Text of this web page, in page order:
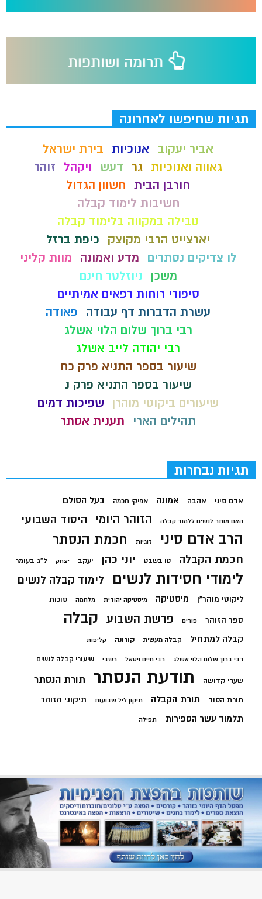
תגיות שחיפשו לאחרונה
אביר יעקוב אנוכיות בירת ישראל
גאווה ואנוכיות גר דעש ויקהל
זוהר
חורבן הבית חשוון הגדול
חשיבות לימוד קבלה
טבילה במקווה בלימוד קבלה
יארצייט הרבי מקוצק
כיפת ברזל
לו צדיקים נסתרים
מדע ואמונה
מוות קליני
משכן
ניוזלטר חינם
סיפורי רוחות רפאים אמיתיים
עשרת הדברות דף עבודה
פאודה
רבי ברוך שלום הלוי אשלג
רבי יהודה לייב אשלג
שיעור בספר התניא פרק כח
שיעור בספר התניא פרק נ
שיעורים ביקוטי מוהרן
שפיכות דמים
תהילים הארי
תענית אסתר
תגיות נבחרות
אדם סיני אהבה אמונה אפיקי חכמה בעל הסולם
האם מותר לנשים ללמוד קבלה הזוהר היומי היסוד השבועי
הרב אדם סיני זוגיות חכמת הנסתר
חכמת הקבלה טו בשבט יוני כהן יעקב יצחק ל"ג בעומר
לימודי חסידות לנשים לימוד קבלה לנשים
ליקוטי מוהר"ן מיסטיקה מיסטיקה יהודית מלחמה סוכות
ספר הזוהר פורים פרשת השבוע קבלה
קבלה למתחיל קבלה מעשית קורונה קליפות
רבי ברוך שלום הלוי אשלג רבי חיים ויטאל רשבי שיעורי קבלה לנשים
שערי קדושה תודעת הנסתר תורת הנסתר
תורת הסוד תורת הקבלה תיקון ליל שבועות תיקוני הזוהר
תלמוד עשר הספירות תפילה